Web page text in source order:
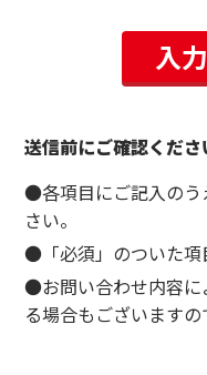
送信前にご確認くださ
●各項目にご記入のう
さい。
●「必須」のついた項
●お問い合わせ内容に
る場合もございますの